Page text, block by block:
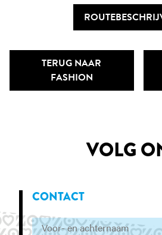
TERUG NAAR
FASHION
VOLG
CONTACT